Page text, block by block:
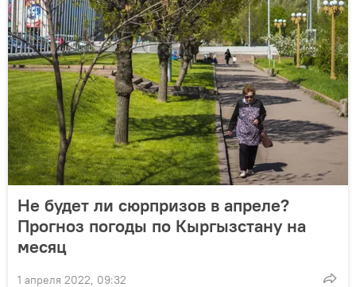
Не будет ли сюрпризов в апреле?
Прогноз погоды по Кыргызстану на
месяц
1 апреля 2022, 09:32